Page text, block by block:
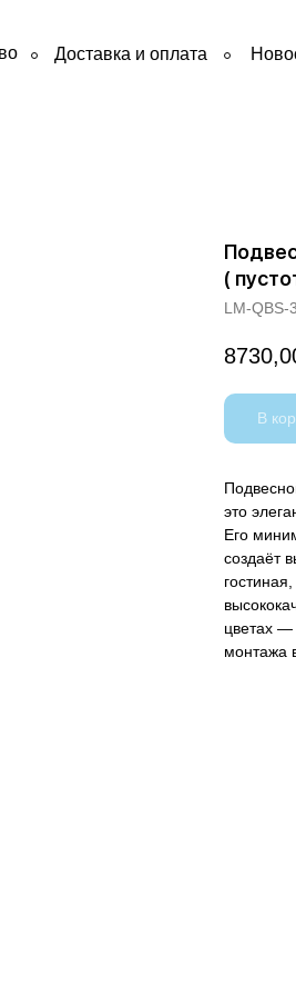
Доставка и оплата
(
LM-QBS-
В
это
Его
создаёт
цветах —
монтажа